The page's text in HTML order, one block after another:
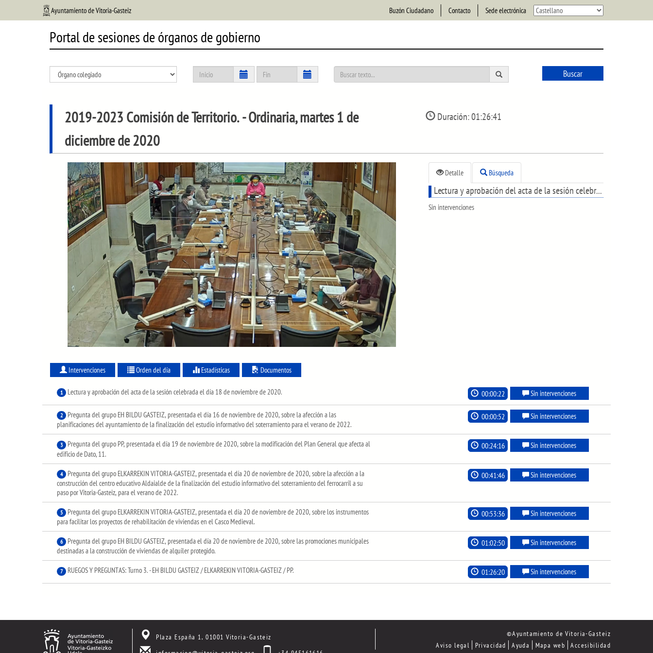
Ayuntamiento de Vitoria-Gasteiz Buzón Ciudadano Contacto Sede electrónica
Portal de sesiones de órganos de gobierno
Buscar
2019-2023 Comisión de Territorio.- Ordinaria, martes 1 de
diciembre de 2020
Duración:01:26:41
Detalle Búsqueda
Lectura y aprobación del acta de la sesión celebrada el día 18 de noviembre de 2020.
Sin intervenciones
Intervenciones Orden del día Estadísticas Documentos
1 Lectura y aprobación del acta de la sesión celebrada el día 18 de noviembre de 2020. 00:00:22 Sin intervenciones
2
Pregunta del grupo EH BILDU GASTEIZ, presentada el día 16 de noviembre de 2020, sobre la afección a las
planificaciones del ayuntamiento de la finalización del estudio informativo del soterramiento para el verano de 2022.
00:00:52 Sin intervenciones
3
Pregunta del grupo PP, presentada el día 19 de noviembre de 2020, sobre la modificación del Plan General que afecta al
edificio de Dato, 11.
00:24:16 Sin intervenciones
4
Pregunta del grupo ELKARREKIN VITORIA-GASTEIZ, presentada el día 20 de noviembre de 2020, sobre la afección a la
construcción del centro educativo Aldaialde de la finalización del estudio informativo del soterramiento del ferrocarril a su
paso por Vitoria-Gasteiz, para el verano de 2022.
00:41:46 Sin intervenciones
5
Pregunta del grupo ELKARREKIN VITORIA-GASTEIZ, presentada el día 20 de noviembre de 2020, sobre los instrumentos
para facilitar los proyectos de rehabilitación de viviendas en el Casco Medieval.
00:53:36 Sin intervenciones
6
Pregunta del grupo EH BILDU GASTEIZ, presentada el día 20 de noviembre de 2020, sobre las promociones municipales
destinadas a la construcción de viviendas de alquiler protegido.
01:02:50 Sin intervenciones
7 RUEGOS Y PREGUNTAS: Turno 3. - EH BILDU GASTEIZ / ELKARREKIN VITORIA-GASTEIZ / PP. 01:26:20 Sin intervenciones
Plaza España 1, 01001 Vitoria-Gasteiz
©Ayuntamiento de Vitoria-Gasteiz
Aviso legal
Privacidad Ayuda Mapa web Accesibilidad